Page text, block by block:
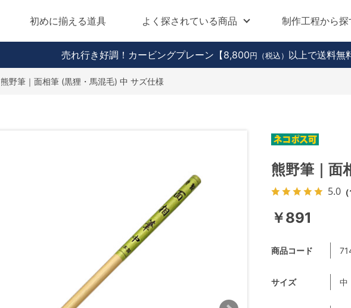
初めに揃える道具 よく探されている商品 制作工程から探
売れ行き好調！カービングプレーン 【8,800 円（税込） 以上で送料無
熊野筆｜面相筆 (黒狸・馬混毛) 中 サズ仕様
熊野筆｜面
5.0
￥891
商品コード
サイズ 中